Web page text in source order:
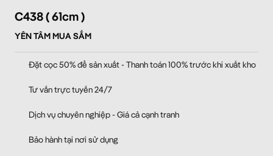
C438 ( 61cm )
YÊN TÂM MUA SẮM
Đặt cọc 50% để sản xuất - Thanh toán 100% trước khi xuất kho
Tư vấn trực tuyến 24/7
Dịch vụ chuyên nghiệp - Giá cả cạnh tranh
Bảo hành tại nơi sử dụng